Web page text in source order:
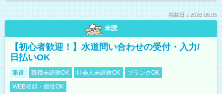
掲載日：2026.08.05
未読
【初心者歓迎！】水道問い合わせの受付・入力/
日払いOK
派遣 職種未経験OK 社会人未経験OK
ブランクOK
WEB登録・面接OK